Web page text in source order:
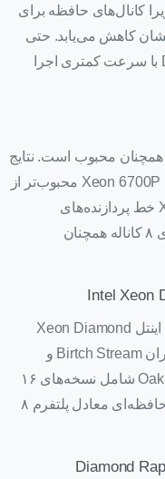
کانال‌های حافظه برای
کاهش می‌یابد. حتی
اگر تنها نیمی از اسلات‌ها پر باشند، DDR5 با سرعت کمتری اجرا
نشان می‌دهد که Xeon 6700P محبوب‌تر از
Xeon 6900P است، هرچند Xeon 6900P خط پردازنده‌های
رده‌بالای AI محسوب می‌شود. طراحی‌های ۸ کاناله همچنان
با پلتفرم‌های Oak Stream و پردازنده‌های اینتل Xeon Diamond
Rapids، اینتل شرایط بهتری نسبت به دوران Birtch Stream و
Granite Rapids دارد. نقشه راه Oak Stream شامل نسخه‌های ۱۶
کاناله و ۸ کاناله بود و ۱۶ کانال، ظرفیت حافظه‌ای معادل پلتفرم ۸